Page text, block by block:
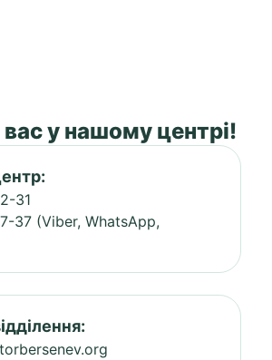
у нашому центрі!
31
37 (Viber, WhatsApp,